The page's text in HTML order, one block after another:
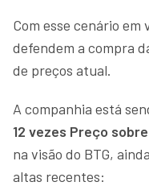
Com esse cenário
defendem a compra
de preços atual.
A companhia está
12 vezes Preço
na visão do BTG,
altas recentes: